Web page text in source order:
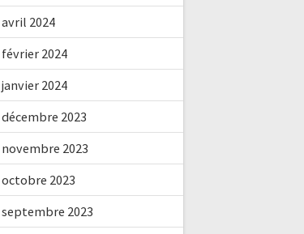
avril 2024
février 2024
janvier 2024
décembre 2023
novembre 2023
octobre 2023
septembre 2023